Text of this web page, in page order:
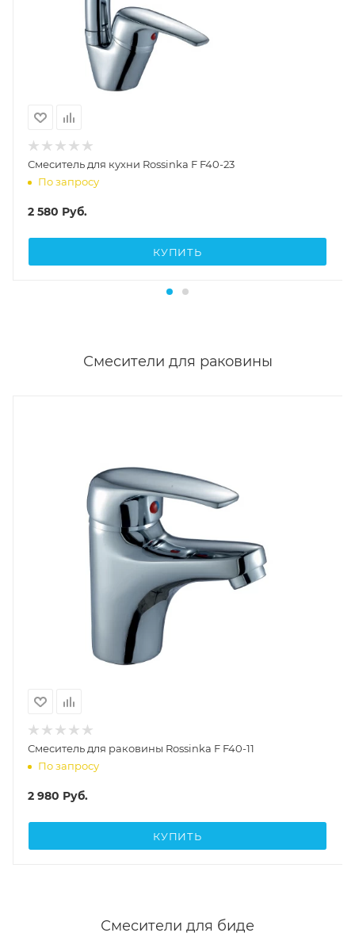
Смеситель для кухни Rossinka F F40-23
По запросу
2 580 Руб.
КУПИТЬ
Смесители для раковины
Смеситель для раковины Rossinka F F40-11
По запросу
2 980 Руб.
КУПИТЬ
Смесители для биде